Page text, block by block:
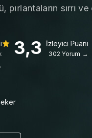
pırlantaların sırrı
3,3 İzleyici Puanı
302 Yorum →